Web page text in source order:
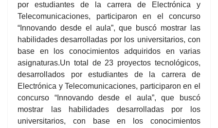
por estudiantes de la carrera de Electrónica y
Telecomunicaciones, participaron en el concurso
“Innovando desde el aula”, que buscó mostrar las
habilidades desarrolladas por los universitarios, con
base en los conocimientos adquiridos en varias
asignaturas.Un total de 23 proyectos tecnológicos,
desarrollados por estudiantes de la carrera de
Electrónica y Telecomunicaciones, participaron en el
concurso “Innovando desde el aula”, que buscó
mostrar las habilidades desarrolladas por los
universitarios, con base en los conocimientos